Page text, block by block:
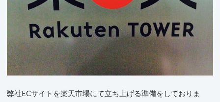
弊社ECサイトを楽天市場にて立ち上げる準備をしておりま